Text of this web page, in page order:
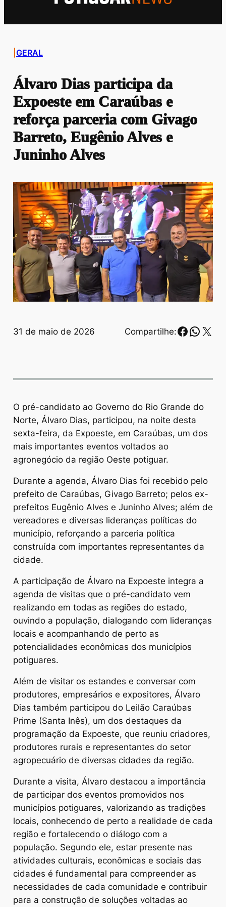
GERAL
Álvaro Dias participa da
Expoeste em Caraúbas e
reforça parceria com Givago
Barreto, Eugênio Alves e
Juninho Alves
31 de maio de 2026 Compartilhe: X
O pré-candidato ao Governo do Rio Grande do
Norte, Álvaro Dias, participou, na noite desta
sexta-feira, da Expoeste, em Caraúbas, um dos
mais importantes eventos voltados ao
agronegócio da região Oeste potiguar.
Durante a agenda, Álvaro Dias foi recebido pelo
prefeito de Caraúbas, Givago Barreto; pelos ex-
prefeitos Eugênio Alves e Juninho Alves; além de
vereadores e diversas lideranças políticas do
município, reforçando a parceria política
construída com importantes representantes da
cidade.
A participação de Álvaro na Expoeste integra a
agenda de visitas que o pré-candidato vem
realizando em todas as regiões do estado,
ouvindo a população, dialogando com lideranças
locais e acompanhando de perto as
potencialidades econômicas dos municípios
potiguares.
Além de visitar os estandes e conversar com
produtores, empresários e expositores, Álvaro
Dias também participou do Leilão Caraúbas
Prime (Santa Inês), um dos destaques da
programação da Expoeste, que reuniu criadores,
produtores rurais e representantes do setor
agropecuário de diversas cidades da região.
Durante a visita, Álvaro destacou a importância
de participar dos eventos promovidos nos
municípios potiguares, valorizando as tradições
locais, conhecendo de perto a realidade de cada
região e fortalecendo o diálogo com a
população. Segundo ele, estar presente nas
atividades culturais, econômicas e sociais das
cidades é fundamental para compreender as
necessidades de cada comunidade e contribuir
para a construção de soluções voltadas ao